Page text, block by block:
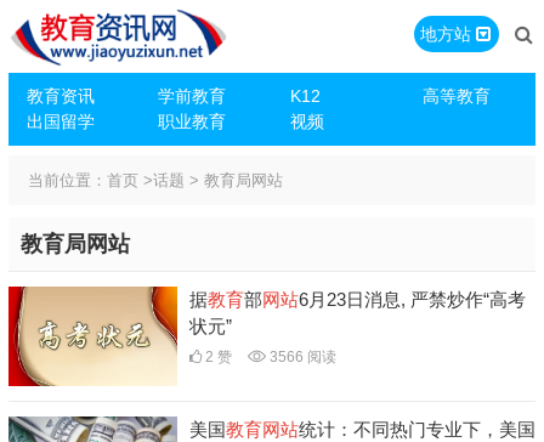
教育资讯 学前教育 K12
高等教育
出国留学
职业教育 视频
地方站
当前位置： 首页>话题 > 教育局网站
教育局网站
据教育部网站6月23日消息, 严禁炒作“高考
状元”
2 赞 3566 阅读
美国教育网站统计：不同热门专业下，美国